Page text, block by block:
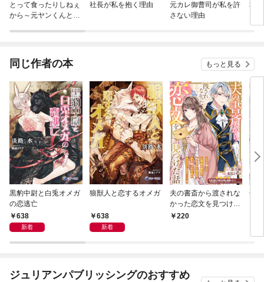
とって食ったりしねぇ
から～元ヤンくんとの
社長が私を抱く理由
元カレ御曹司が私を許
さない理由
私
り］
同じ作者の本 もっと見る
黒豹中尉と白兎オメガ
の恋逃亡
638
新着
狼獣人と恋するオメガ
638
新着
夫の書斎から渡されな
かった恋文を見つけた
話220
焦
ジュリアンパブリッシングのおすすめ